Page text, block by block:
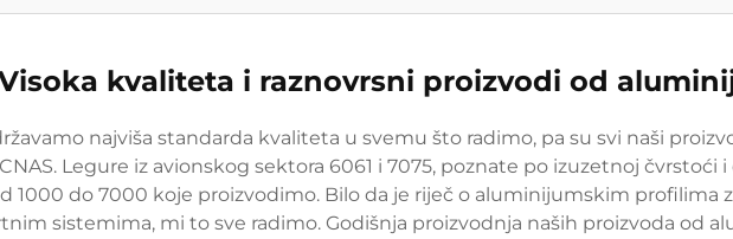
kvaliteta i raznovrsni proizvodi od
najviša standarda kvaliteta u svemu što radimo, pa su svi naši
CNAS. Legure iz avionskog sektora 6061 i 7075, poznate po izuzetnoj
1000 do 7000 koje proizvodimo. Bilo da je riječ o aluminijumskim profilima
sistemima, mi to sve radimo. Godišnja proizvodnja naših proizvoda od